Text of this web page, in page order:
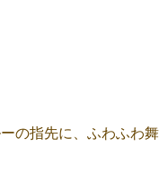
の指先に、ふわふわ舞